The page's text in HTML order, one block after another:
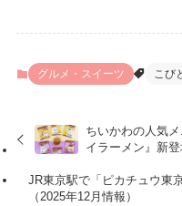
グルメ・スイーツ こび
ちいかわの人気
イラーメン』新登
JR東京駅で「ピカチュウ東
（2025年12月情報）